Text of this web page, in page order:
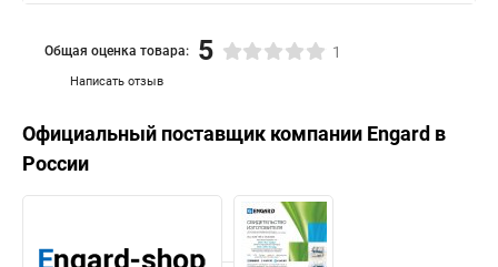
Написать отзыв
Общая оценка товара: 5 1
Официальный поставщик компании Engard в
России